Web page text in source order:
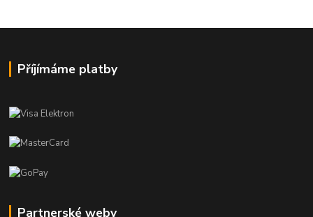
Příjímáme platby
Partnerské weby